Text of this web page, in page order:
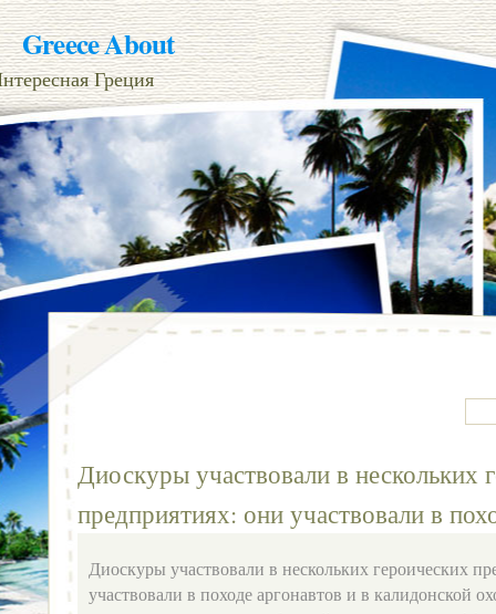
Greece About
Греция
Диоскуры участвовали в нескольких
предприятиях: они участвовали в
Диоскуры участвовали в нескольких героических
участвовали в походе аргонавтов и в калидонской